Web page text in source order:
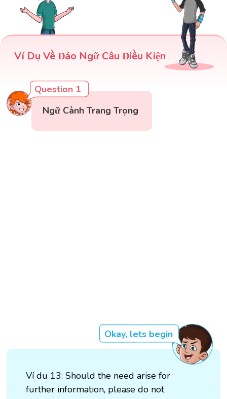
Ví Dụ Về Đảo Ngữ Câu Điều Kiện
Question 1
Ngữ Cảnh Trang Trọng
Okay, lets begin
Ví dụ 13: Should the need arise for
further information, please do not